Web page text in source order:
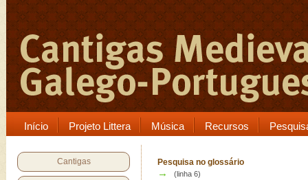
Início Projeto Littera Música Recursos
Cantigas Pesquisa no glossário
→ (linha 6)